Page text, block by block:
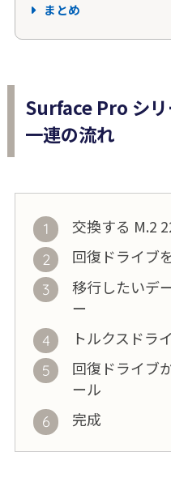
まとめ
Surface Pro シリ
一連の流れ
交換する M.2
回復ドライブ
移行したいデ
ー
トルクスドラ
回復ドライブ
ール
完成